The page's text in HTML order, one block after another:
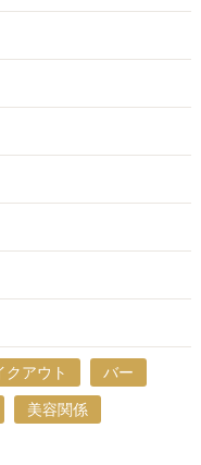
クアウト バー
美容関係